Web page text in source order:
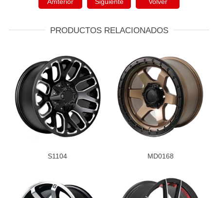
PRODUCTOS RELACIONADOS
S1104 MD0168